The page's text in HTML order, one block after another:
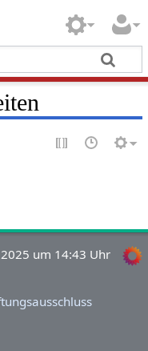
um 14:43 Uhr